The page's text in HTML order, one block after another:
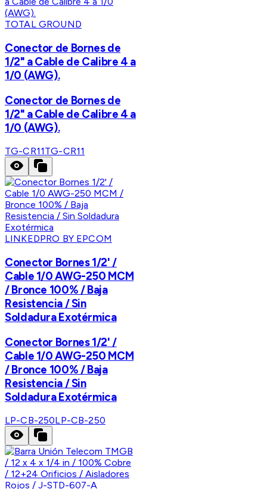
TOTAL GROUND
Conector de Bornes de
1/2" a Cable de Calibre 4 a
1/0 (AWG).
Conector de Bornes de
1/2" a Cable de Calibre 4 a
1/0 (AWG).
TG-CR11TG-CR11
LINKEDPRO BY EPCOM
Conector Bornes 1/2' /
Cable 1/0 AWG-250 MCM
/ Bronce 100% / Baja
Resistencia / Sin
Soldadura Exotérmica
Conector Bornes 1/2' /
Cable 1/0 AWG-250 MCM
/ Bronce 100% / Baja
Resistencia / Sin
Soldadura Exotérmica
LP-CB-250LP-CB-250